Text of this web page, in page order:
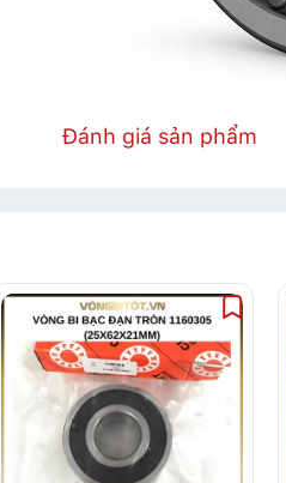
Đánh giá sản phẩm